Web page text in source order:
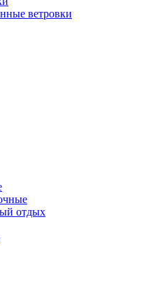
ветровки
отдых